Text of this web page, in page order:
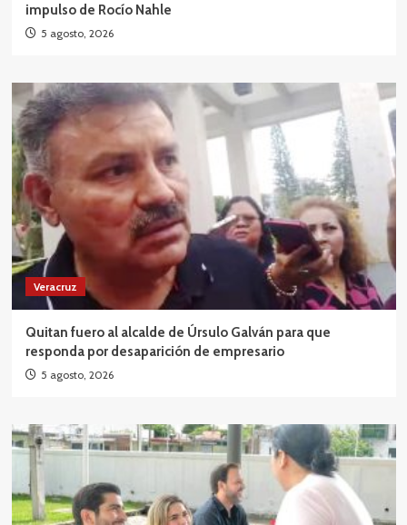
impulso de Rocío Nahle
5 agosto, 2026
Veracruz
Quitan fuero al alcalde de Úrsulo Galván para que
responda por desaparición de empresario
5 agosto, 2026